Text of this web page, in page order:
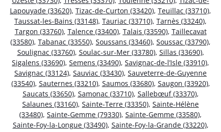
Lapouyade (33620), Tizac-de-Curton (33420), Teuillac (33710),
Taussat-les-Bains (33148), Tauriac (33710), Tarnès (33240),
Targon (33760), Talence (33400), Talais (33590), Taillecavat
(33580), Tabanac (33550), Soussans (33460), Soussac (33790),
Soulignac (33760), Soulac-sur-Mer (33780), Sillas (33690),
Sigalens (33690), Semens (33490), Savignac-de-l’Isle (33910),
Savignac (33124), Sauviac (33430), Sauveterre-de-Guyenne
(33540), Sauternes (33210), Saumos (33680), Saugon (33920),
Saucats (33650), Samonac (33710), Sallebœuf (33370),
Salaunes (33160), Sainte-Terre (33350), Sainte-Hélène
(33480), Sainte-Gemme (79330), Sainte-Gemme (33580),
Sainte-Foy-la-Longue (33490), Sainte-Foy-la-Grande (33220),